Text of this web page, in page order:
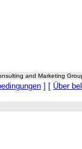
and Marketing
] [ Über